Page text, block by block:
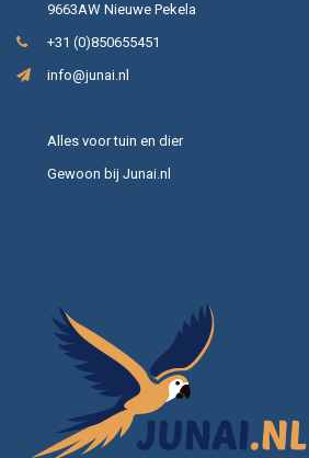
9663AW Nieuwe Pekela
+31 (0)850655451
info@junai.nl
Alles voor tuin en dier
Gewoon bij Junai.nl